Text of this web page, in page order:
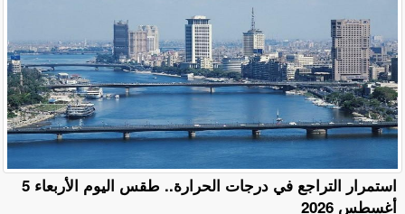
استمرار التراجع في درجات الحرارة.. طقس اليوم الأربعاء 5
أغسطس 2026